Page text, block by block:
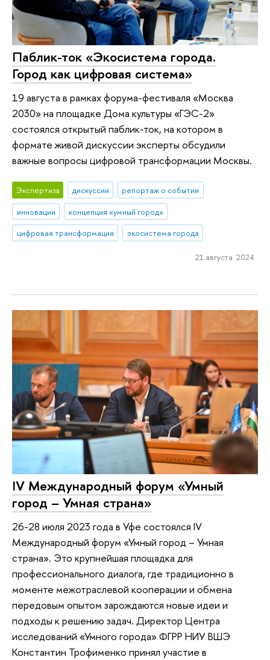
Паблик-ток «Экосистема города.
Город как цифровая система»
19 августа в рамках форума-фестиваля «Москва
2030» на площадке Дома культуры «ГЭС-2»
состоялся открытый паблик-ток, на котором в
формате живой дискуссии эксперты обсудили
важные вопросы цифровой трансформации Москвы.
Экспертиза дискуссии
репортаж о событии
инновации
концепция «умный город»
цифровая трансформация
экосистема города
21 августа 2024
IV Международный форум «Умный
город – Умная страна»
26-28 июля 2023 года в Уфе состоялся IV
Международный форум «Умный город – Умная
страна». Это крупнейшая площадка для
профессионального диалога, где традиционно в
моменте межотраслевой кооперации и обмена
передовым опытом зарождаются новые идеи и
подходы к решению задач. Директор Центра
исследований «Умного города» ФГРР НИУ ВШЭ
Константин Трофименко принял участие в